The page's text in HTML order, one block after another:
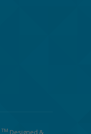
TM Designed &